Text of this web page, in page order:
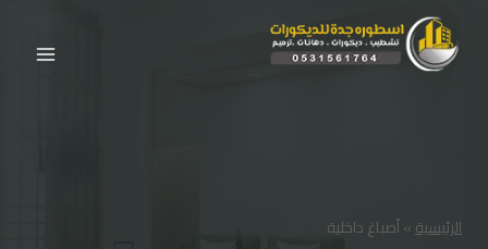
المحتوى
الرئيسية»أصباغ داخلية